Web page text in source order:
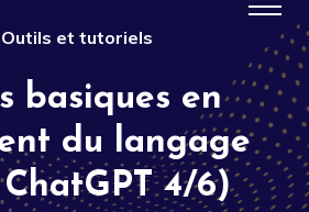
Outils et tutoriels
basiques en
du langage
4/6)